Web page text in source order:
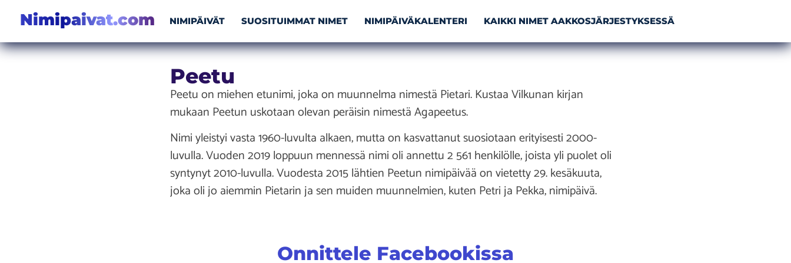
Nimipaivat.com NIMIPÄIVÄT SUOSITUIMMAT NIMET NIMIPÄIVÄKALENTERI KAIKKI NIMET AAKKOSJÄRJESTYKSESSÄ
Peetu
Peetu on miehen etunimi, joka on muunnelma nimestä Pietari. Kustaa Vilkunan kirjan
mukaan Peetun uskotaan olevan peräisin nimestä Agapeetus.
Nimi yleistyi vasta 1960-luvulta alkaen, mutta on kasvattanut suosiotaan erityisesti 2000-
luvulla. Vuoden 2019 loppuun mennessä nimi oli annettu 2 561 henkilölle, joista yli puolet oli
syntynyt 2010-luvulla. Vuodesta 2015 lähtien Peetun nimipäivää on vietetty 29. kesäkuuta,
joka oli jo aiemmin Pietarin ja sen muiden muunnelmien, kuten Petri ja Pekka, nimipäivä.
Onnittele Facebookissa